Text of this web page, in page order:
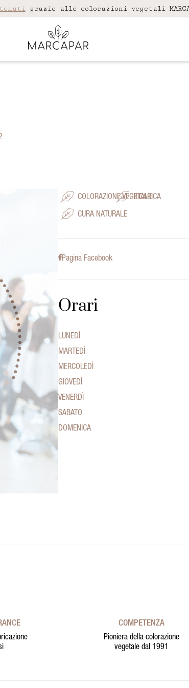
grazie alle colorazioni vegetali
COLORAZIONE VEGETALE
RICARICA
CURA NATURALE
Pagina Facebook
Orari
LUNEDÌ
MARTEDÌ
MERCOLEDÌ
GIOVEDÌ
VENERDÌ
SABATO
DOMENICA
COMPETENZA
Pioniera della colorazione
vegetale dal 1991